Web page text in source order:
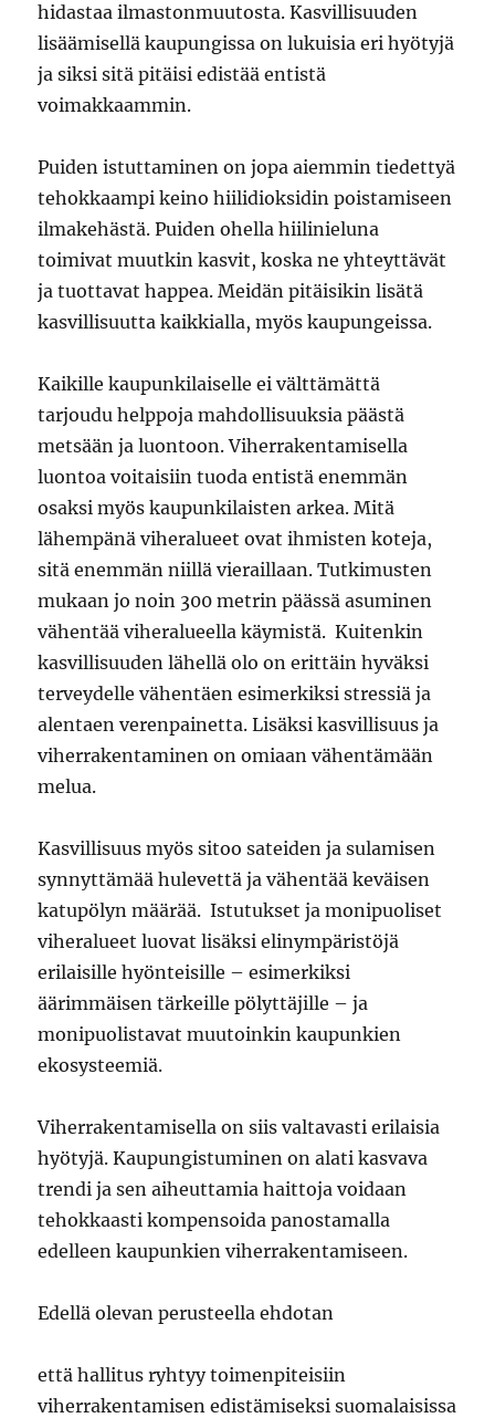
hidastaa ilmastonmuutosta. Kasvillisuuden
lisäämisellä kaupungissa on lukuisia eri hyötyjä
ja siksi sitä pitäisi edistää entistä
voimakkaammin.
Puiden istuttaminen on jopa aiemmin tiedettyä
tehokkaampi keino hiilidioksidin poistamiseen
ilmakehästä. Puiden ohella hiilinieluna
toimivat muutkin kasvit, koska ne yhteyttävät
ja tuottavat happea. Meidän pitäisikin lisätä
kasvillisuutta kaikkialla, myös kaupungeissa.
Kaikille kaupunkilaiselle ei välttämättä
tarjoudu helppoja mahdollisuuksia päästä
metsään ja luontoon. Viherrakentamisella
luontoa voitaisiin tuoda entistä enemmän
osaksi myös kaupunkilaisten arkea. Mitä
lähempänä viheralueet ovat ihmisten koteja,
sitä enemmän niillä vieraillaan. Tutkimusten
mukaan jo noin 300 metrin päässä asuminen
vähentää viheralueella käymistä. Kuitenkin
kasvillisuuden lähellä olo on erittäin hyväksi
terveydelle vähentäen esimerkiksi stressiä ja
alentaen verenpainetta. Lisäksi kasvillisuus ja
viherrakentaminen on omiaan vähentämään
melua.
Kasvillisuus myös sitoo sateiden ja sulamisen
synnyttämää hulevettä ja vähentää keväisen
katupölyn määrää. Istutukset ja monipuoliset
viheralueet luovat lisäksi elinympäristöjä
erilaisille hyönteisille – esimerkiksi
äärimmäisen tärkeille pölyttäjille – ja
monipuolistavat muutoinkin kaupunkien
ekosysteemiä.
Viherrakentamisella on siis valtavasti erilaisia
hyötyjä. Kaupungistuminen on alati kasvava
trendi ja sen aiheuttamia haittoja voidaan
tehokkaasti kompensoida panostamalla
edelleen kaupunkien viherrakentamiseen.
Edellä olevan perusteella ehdotan
että hallitus ryhtyy toimenpiteisiin
viherrakentamisen edistämiseksi suomalaisissa